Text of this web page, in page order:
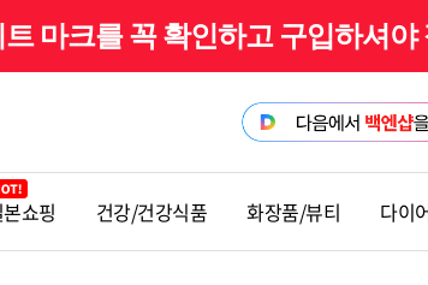
트 마크를 꼭 확인하고 구입하셔
쇼핑 건강/건강식품 화장품/뷰티 다이